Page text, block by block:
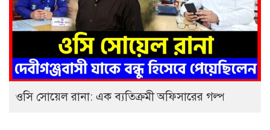
ওসি সোয়েল রানা: এক ব্যতিক্রমী অফিসারের গল্প